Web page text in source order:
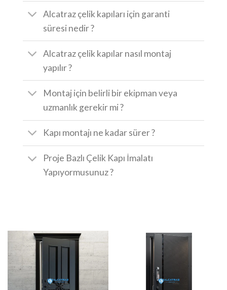
Alcatraz çelik kapıları için garanti
süresi nedir ?
Alcatraz çelik kapılar nasıl montaj
yapılır ?
Montaj için belirli bir ekipman veya
uzmanlık gerekir mi ?
Kapı montajı ne kadar sürer ?
Proje Bazlı Çelik Kapı İmalatı
Yapıyormusunuz ?